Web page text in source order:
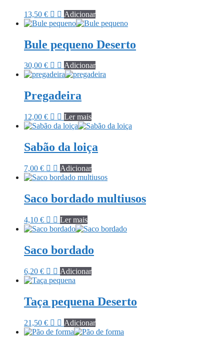
13,50 € Adicionar
Bule pequeno Deserto
30,00 € Adicionar
Pregadeira
12,00 € Ler mais
Sabão da loiça
7,00 € Adicionar
Saco bordado multiusos
4,10 € Ler mais
Saco bordado
6,20 € Adicionar
Taça pequena Deserto
21,50 € Adicionar